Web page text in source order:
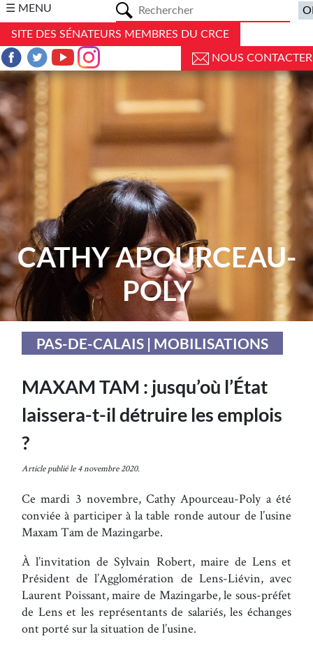
☰ MENU
SITE DES SÉNATEURS MEMBRES DU CRCE
NOUS CONTACTER
CATHY APOURCEAU-
POLY
PAS-DE-CALAIS | MOBILISATIONS
MAXAM TAM : jusqu’où l’État
laissera-t-il détruire les emplois
?
Article publié le 4 novembre 2020.
Ce mardi 3 novembre, Cathy Apourceau-Poly a été
conviée à participer à la table ronde autour de l’usine
Maxam Tam de Mazingarbe.
À l’invitation de Sylvain Robert, maire de Lens et
Président de l’Agglomération de Lens-Liévin, avec
Laurent Poissant, maire de Mazingarbe, le sous-préfet
de Lens et les représentants de salariés, les échanges
ont porté sur la situation de l’usine.